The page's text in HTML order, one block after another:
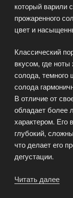
который варили
прожаренного
цвет и
Классический
вкусом, где
солода, темного
солода
В отличие от
обладает более
характером. Его
глубокий,
что делает его
дегустации.
Читать далее